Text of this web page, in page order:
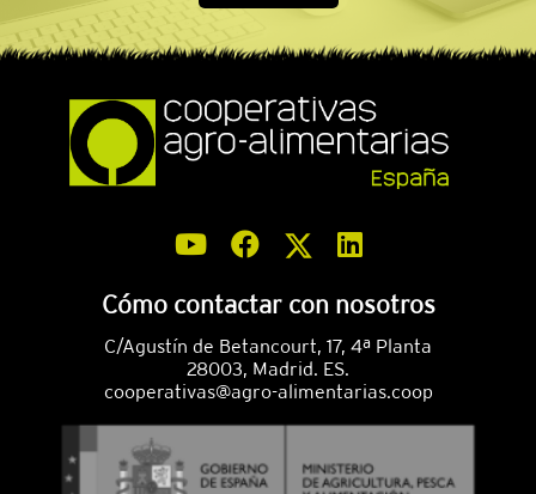
Cómo contactar con nosotros
C/Agustín de Betancourt, 17, 4ª Planta
28003, Madrid. ES.
cooperativas@agro-alimentarias.coop